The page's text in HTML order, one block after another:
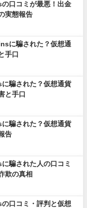
口コミが最悪！出金
実態報告
に騙された？仮想通
手口
騙された？仮想通貨
と手口
騙された？仮想通貨
告
騙された人の口コミ
欺の真相
口コミ・評判と仮想